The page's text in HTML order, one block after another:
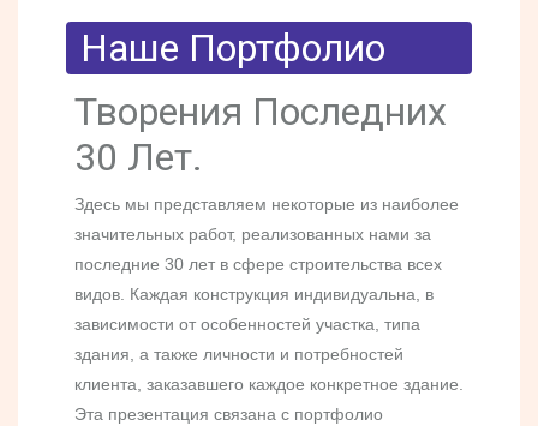
Наше Портфолио
Творения Последних
30 Лет.
Здесь мы представляем некоторые из наиболее
значительных работ, реализованных нами за
последние 30 лет в сфере строительства всех
видов. Каждая конструкция индивидуальна, в
зависимости от особенностей участка, типа
здания, а также личности и потребностей
клиента, заказавшего каждое конкретное здание.
Эта презентация связана с портфолио